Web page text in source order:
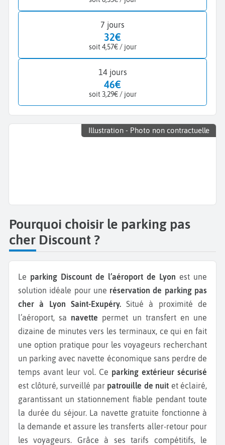
7 jours
32€
soit 4,57€ / jour
14 jours
46€
soit 3,29€ / jour
Illustration - Photo non contractuelle
Pourquoi choisir le parking pas
cher Discount ?
Le parking Discount de l’aéroport de Lyon est une
solution idéale pour une réservation de parking pas
cher à Lyon Saint-Exupéry. Situé à proximité de
l’aéroport, sa navette permet un transfert en une
dizaine de minutes vers les terminaux, ce qui en fait
une option pratique pour les voyageurs recherchant
un parking avec navette économique sans perdre de
temps avant leur vol. Ce parking extérieur sécurisé
est clôturé, surveillé par patrouille de nuit et éclairé,
garantissant un stationnement fiable pendant toute
la durée du séjour. La navette gratuite fonctionne à
la demande et assure les transferts aller-retour pour
les voyageurs. Grâce à ses tarifs compétitifs, le